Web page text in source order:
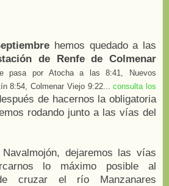
hemos quedado a las
de Renfe de Colmenar
pasa por Atocha a las 8:41, Nuevos
8:54, Colmenar Viejo 9:22...consulta los
de hacernos la obligatoria
rodando junto a las vías del
dejaremos las vías
lo máximo posible al
cruzar el río Manzanares